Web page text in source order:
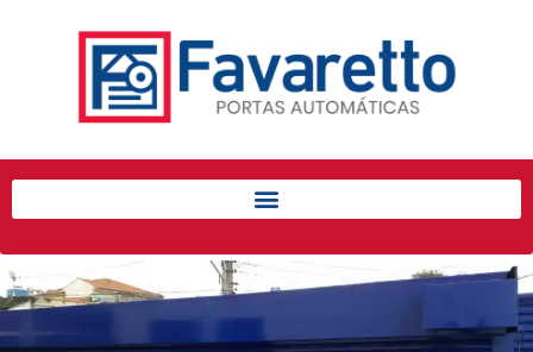
Porta de Enrolar Automática